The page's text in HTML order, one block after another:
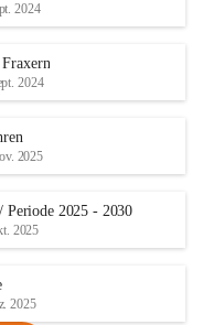
2024
2024
2025
Periode 2025 - 2030
2025
2025